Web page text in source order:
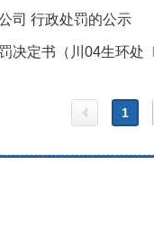
司 行政处罚的公示
决定书（川04生环处
1